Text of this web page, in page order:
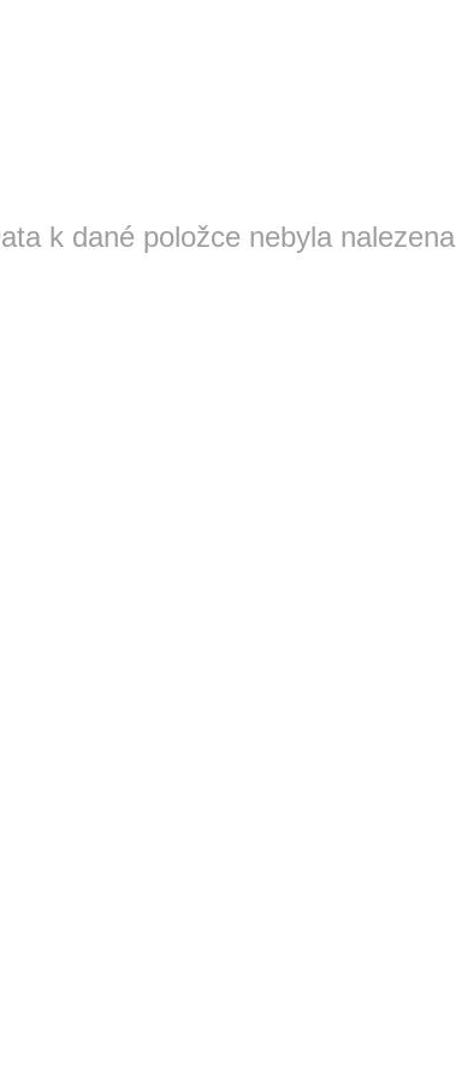
k dané položce nebyla nalezena